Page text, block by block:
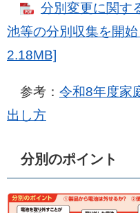
分別変更に関す
池等の分別収集を開
2.18MB]
参考： 令和8年度家
出し方
分別のポイント